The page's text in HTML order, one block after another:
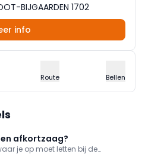
BIJGAARDEN 1702
info
Route Bellen
afkortzaag?
je op moet letten bij de